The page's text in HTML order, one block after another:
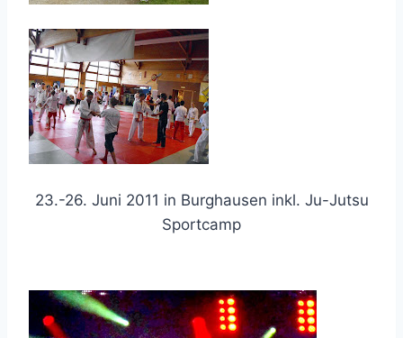
23.-26. Juni 2011 in Burghausen inkl. Ju-Jutsu
Sportcamp